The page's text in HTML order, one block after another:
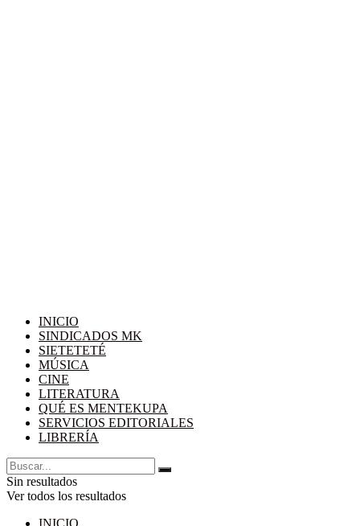
INICIO
SINDICADOS MK
SIETETETÉ
MÚSICA
CINE
LITERATURA
QUÉ ES MENTEKUPA
SERVICIOS EDITORIALES
LIBRERÍA
Sin resultados
Ver todos los resultados
INICIO